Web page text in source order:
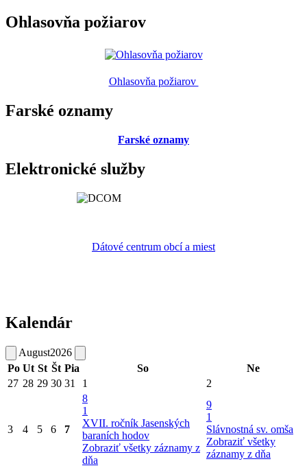
Ohlasovňa požiarov
Ohlasovňa požiarov
Farské oznamy
Farské oznamy
Elektronické služby
Dátové centrum obcí a miest
Kalendár
August2026
Po Ut St Št Pia So
Ne
27 28 29 30 31 1 2
3 4 5 6 7
8
1
XVII. ročník Jasenských
baraních hodov
Zobraziť všetky záznamy z
dňa
9
1
Slávnostná sv. omša
Zobraziť všetky
záznamy z dňa